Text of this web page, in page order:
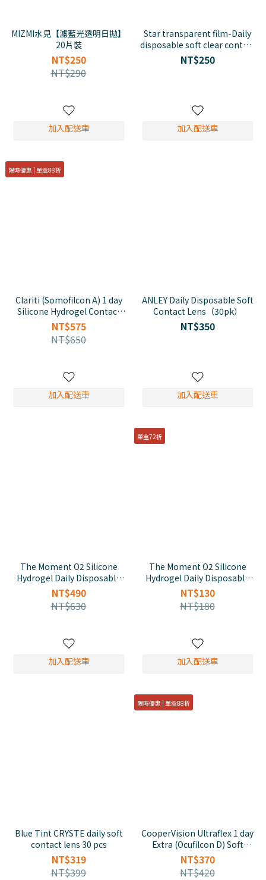
MIZMI水見【濾藍光透明日拋】
20片裝
NT$250
NT$290
加入配送車
Star transparent film-Daily
disposable soft clear contact
lenses
NT$250
加入配送車
限時優惠 | 單盒88折
Clariti (Somofilcon A) 1 day
Silicone Hydrogel Contact
Lenses 8.6mm（30pk)
NT$575
NT$650
加入配送車
ANLEY Daily Disposable Soft
Contact Lens（30pk）
NT$350
加入配送車
The Moment O2 Silicone
Hydrogel Daily Disposable
Soft Contact Lens(20pk)
NT$490
NT$630
加入配送車
單盒72折
The Moment O2 Silicone
Hydrogel Daily Disposable
Soft Contact Lens(5pk)
NT$130
NT$180
加入配送車
Blue Tint CRYSTE daily soft
contact lens 30 pcs
NT$319
NT$399
限時優惠 | 單盒88折
CooperVision Ultraflex 1 day
Extra (Ocufilcon D) Soft
Contact Lenses (30/pcs)
NT$370
NT$420